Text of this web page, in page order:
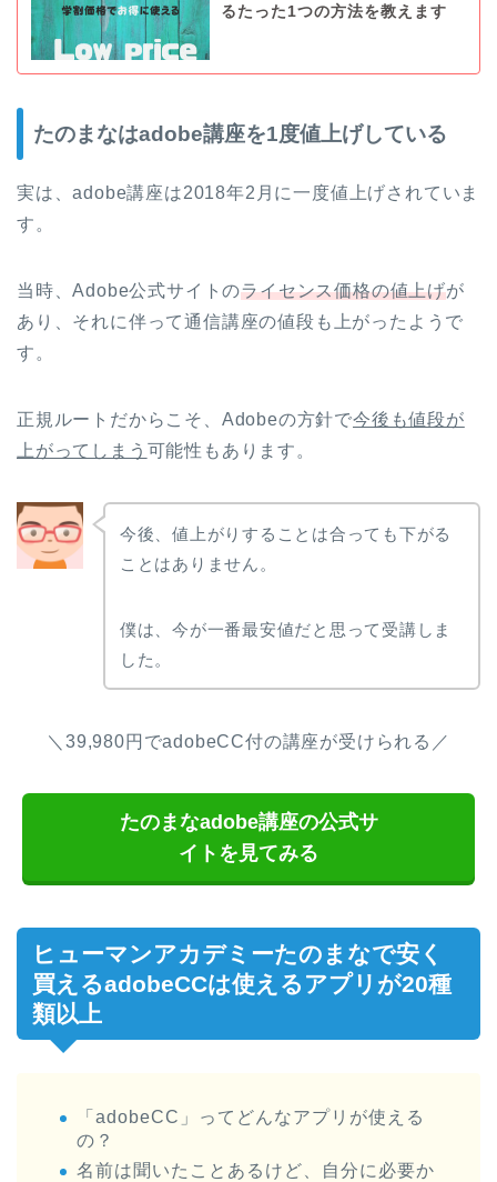
るたった1つの方法を教えます
たのまなはadobe講座を1度値上げしている
実は、adobe講座は2018年2月に一度値上げされていま
す。
当時、Adobe公式サイトのライセンス価格の値上げが
あり、それに伴って通信講座の値段も上がったようで
す。
正規ルートだからこそ、Adobeの方針で今後も値段が
上がってしまう 可能性もあります。
今後、値上がりすることは合っても下がる
ことはありません。
僕は、今が一番最安値だと思って受講しま
した。
＼39,980円でadobeCC付の講座が受けられる／
たのまなadobe講座の公式サ
イトを見てみる
ヒューマンアカデミーたのまなで安く
買えるadobeCCは使えるアプリが20種
類以上
「adobeCC」ってどんなアプリが使える
の？
名前は聞いたことあるけど、自分に必要か